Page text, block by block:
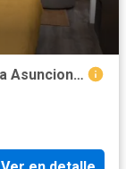
Departamento en Renta Jardines de la Asuncion Aguascalientes